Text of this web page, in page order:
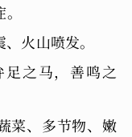
火山喷发。
之马，善鸣之
菜、多节物、嫩